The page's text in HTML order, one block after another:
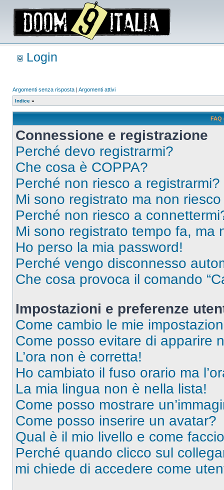
Login
Argomenti senza risposta | Argomenti attivi
Indice »
FAQ
Connessione e registrazione
Perché devo registrarmi?
Che cosa è COPPA?
Perché non riesco a registrarmi?
Mi sono registrato ma non
Perché non riesco a
Mi sono registrato tempo fa, ma
Ho perso la mia password!
Perché vengo disconnesso
Che cosa provoca il comando
Impostazioni e preferenze
Come cambio le mie
Come posso evitare di apparire
L’ora non è corretta!
Ho cambiato il fuso orario ma
La mia lingua non è nella lista!
Come posso mostrare
Come posso inserire un avatar?
Qual è il mio livello e come
Perché quando clicco sul
mi chiede di accedere come